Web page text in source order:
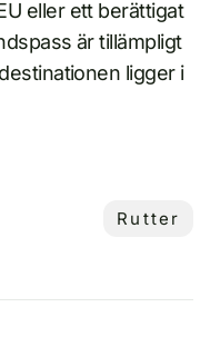
eller ett berättigat
är tillämpligt
ligger i
Rutter